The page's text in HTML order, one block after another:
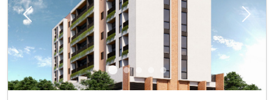
Previous Next